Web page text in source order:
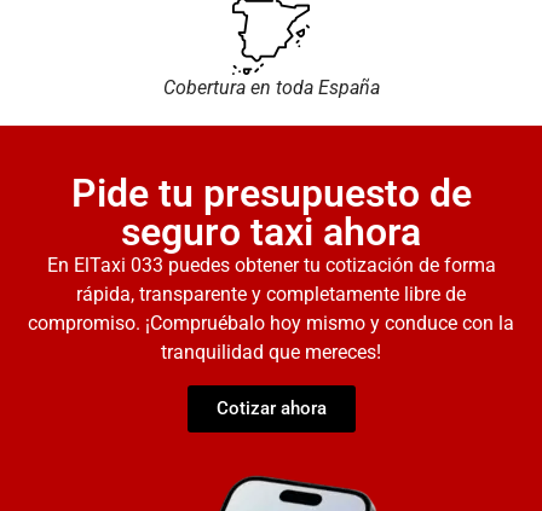
Cobertura en toda España
Pide tu presupuesto de
seguro taxi ahora
En ElTaxi 033 puedes obtener tu cotización de forma
rápida, transparente y completamente libre de
compromiso. ¡Compruébalo hoy mismo y conduce con la
tranquilidad que mereces!
Cotizar ahora